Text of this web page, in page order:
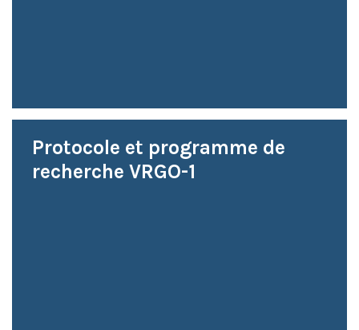
Protocole et programme de
recherche VRGO-1